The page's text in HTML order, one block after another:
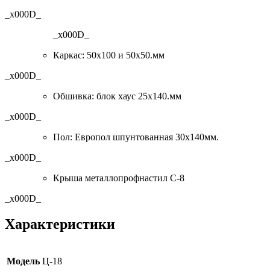
_x000D_
_x000D_
Каркас: 50х100 и 50х50.мм
_x000D_
Обшивка: блок хаус 25х140.мм
_x000D_
Пол: Европол шпунтованная 30х140мм.
_x000D_
Крыша металлопрофнастил С-8
_x000D_
Характеристики
Модель Ц-18